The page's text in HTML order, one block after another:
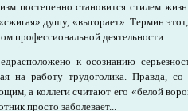
постепенно становится стилем
душу, «выгорает». Термин
профессиональной деятельности.
к осознанию
на работу трудоголика. Правда,
а коллеги считают его «белой
просто заболевает...